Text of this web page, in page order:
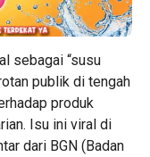
sebagai “susu
publik di tengah
produk
Isu ini viral di
dari BGN (Badan